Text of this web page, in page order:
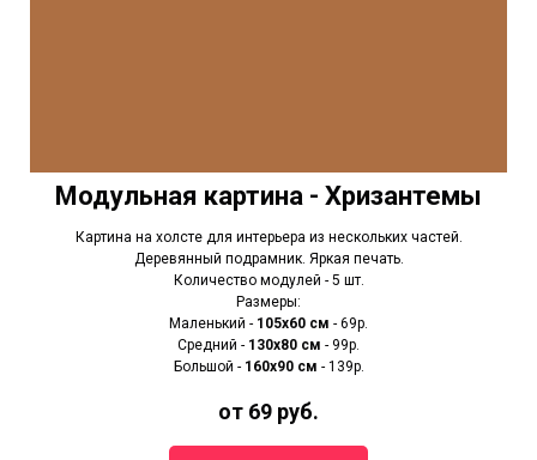
Модульная картина - Хризантемы
Картина на холсте для интерьера из нескольких частей.
Деревянный подрамник. Яркая печать.
Количество модулей - 5 шт.
Размеры:
Маленький - 105х60 см - 69р.
Средний - 130х80 см - 99р.
Большой - 160х90 см - 139р.
от 69 руб.